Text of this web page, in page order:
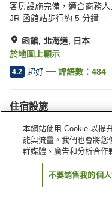
客房設施完備，適合商務
JR 函館站步行約 5 分鐘。
函館, 北海道, 日本
於地圖上顯示
4.2 超好 評語數： 484
住宿設施
三溫暖
免費洗衣房
本網站使用 Cookie 以提
能與流量。我們也會將
群媒體、廣告和分析合作
不要銷售我的個